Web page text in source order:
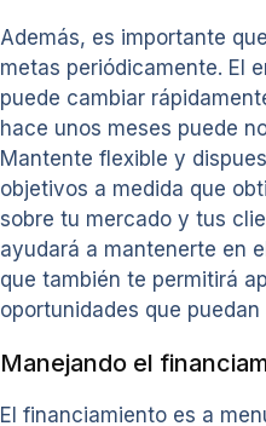
Además, es importante
metas periódicamente. El
puede cambiar
hace unos meses puede
Mantente flexible y
objetivos a medida que
sobre tu mercado y tus
ayudará a mantenerte en
que también te permitirá
oportunidades que puedan
Manejando el
El financiamiento es a